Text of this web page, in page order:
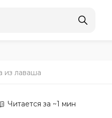
из лаваша
Читается за ~1 мин